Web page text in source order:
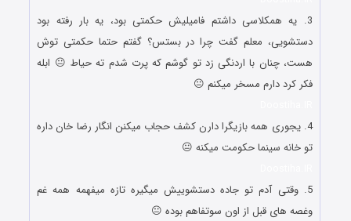
3. یه همکلاسی داشتم فامیلیش حکمتی بود، یه بار رفته بود
دستشویی، معلم گفت چرا در بستس؟ گفتم حتما حکمتی توش
هست، چنان با اردنگی زد تو گوشم که پرت شدم ته حیاط 😐 ابله
فکر کرد دارم مسخر میکنم 😐
4. یجوری همه بازیگرا دارن کشف حجاب میکنن انگار رضا خان داره
تو خانه سینما حکومت میکنه 😐
5. وقتی آدم تو جاده دستشوییش میگیره تازه میفهمه همه غم
وغصه های قبل از اون سوتفاهم بوده 😐